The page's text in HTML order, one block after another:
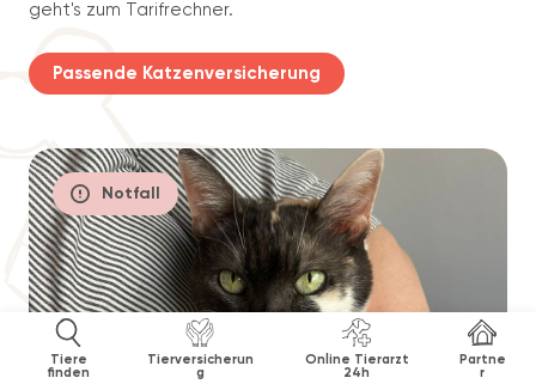
Tiere
finden
Tierversicherun
g
Online Tierarzt
24h
Partne
r
geht's zum Tarifrechner.
Passende Katzenversicherung
Notfall